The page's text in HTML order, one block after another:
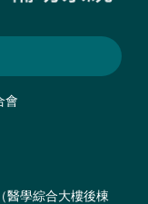
會
醫學綜合大樓後棟